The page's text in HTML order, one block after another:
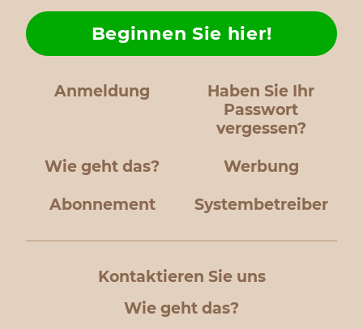
Anmeldung
Haben Sie Ihr
Passwort
vergessen?
Wie geht das?
Beginnen Sie hier!
Werbung
Abonnement Systembetreiber
Kontaktieren Sie uns
Wie geht das?